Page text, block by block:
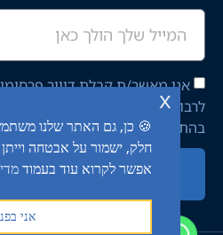
🍪 כן, גם האתר שלנו
חלק, ישמור על אבטחה וייתן
אפשר לקרוא עוד בעמוד
אני
x
אני מאשר/ת קבלת דיוור
לרבות מסרון ודוא"ל מחברת יציב
בהתאם ל־מדיניות הפרטיות
שליחה